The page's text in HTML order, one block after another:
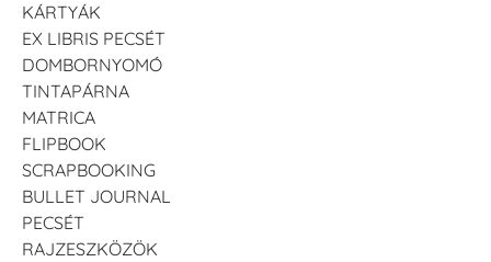
KÁRTYÁK
EX LIBRIS PECSÉT
DOMBORNYOMÓ
TINTAPÁRNA
MATRICA
FLIPBOOK
SCRAPBOOKING
BULLET JOURNAL
PECSÉT
RAJZESZKÖZÖK